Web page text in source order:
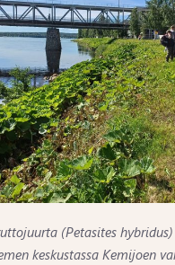
(Petasites
keskustassa Kemijoen